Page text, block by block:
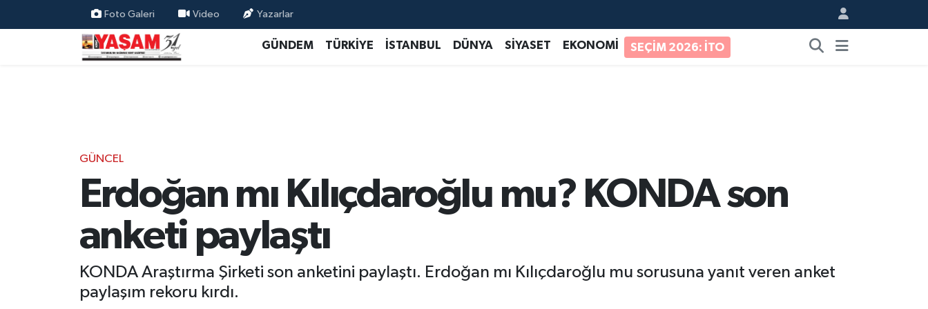
Foto Galeri Video Yazarlar
GÜNDEM TÜRKİYE İSTANBUL DÜNYA SİYASET EKONOMİ SEÇİM 2026: İTO
GÜNCEL
Erdoğan mı Kılıçdaroğlu mu? KONDA son
anketi paylaştı
KONDA Araştırma Şirketi son anketini paylaştı. Erdoğan mı Kılıçdaroğlu mu sorusuna yanıt veren anket
paylaşım rekoru kırdı.